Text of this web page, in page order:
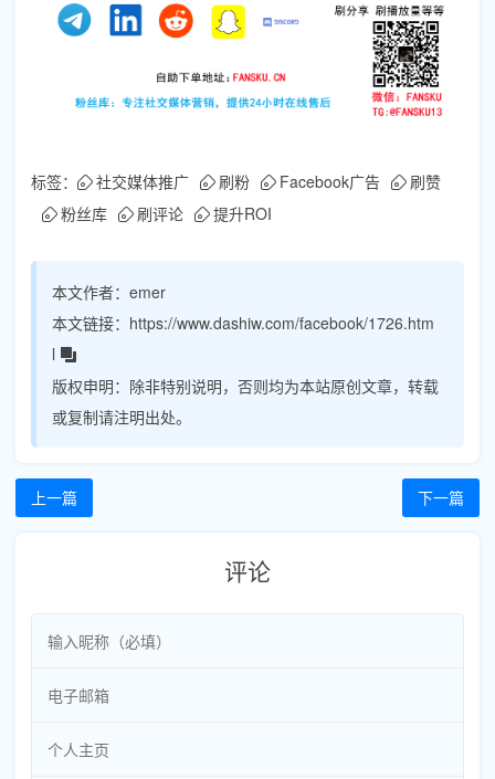
标签： 社交媒体推广 刷粉 Facebook广告
刷赞
粉丝库
刷评论 提升ROI
本文作者： emer
本文链接： https://www.dashiw.com/facebook/1726.htm
l
版权申明： 除非特别说明，否则均为本站原创文章，转载
或复制请注明出处。
上一篇 下一篇
评论